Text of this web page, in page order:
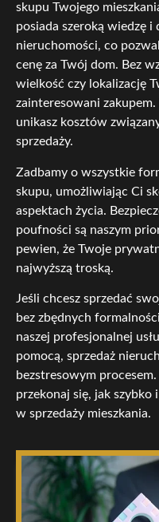
skupu Twojego
posiada szeroką wiedzę
nieruchomości, co
cenę za Twój dom. Bez
wielkość czy lokalizację
zainteresowani zakupem.
unikasz kosztów
sprzedaży.
Zadbamy o wszystkie
skupu, umożliwiając Ci
aspektach życia.
poufności są naszym
pewien, że Twoje
najwyższą troską.
Jeśli chcesz sprzedać
bez zbędnych
naszej profesjonalnej
pomocą, sprzedaż
bezstresowym
przekonaj się, jak
w sprzedaży mieszkania.